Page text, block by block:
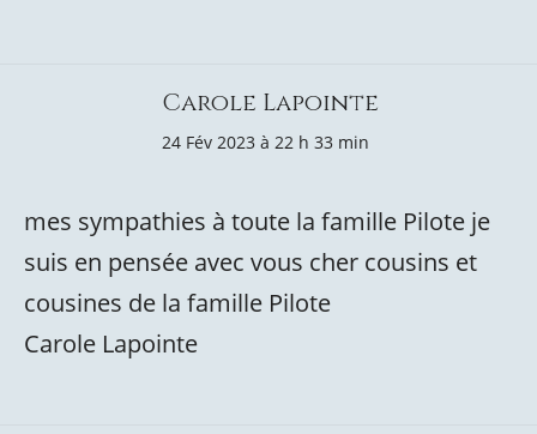
Carole Lapointe
24 Fév 2023 à 22 h 33 min
mes sympathies à toute la famille Pilote je
suis en pensée avec vous cher cousins et
cousines de la famille Pilote
Carole Lapointe